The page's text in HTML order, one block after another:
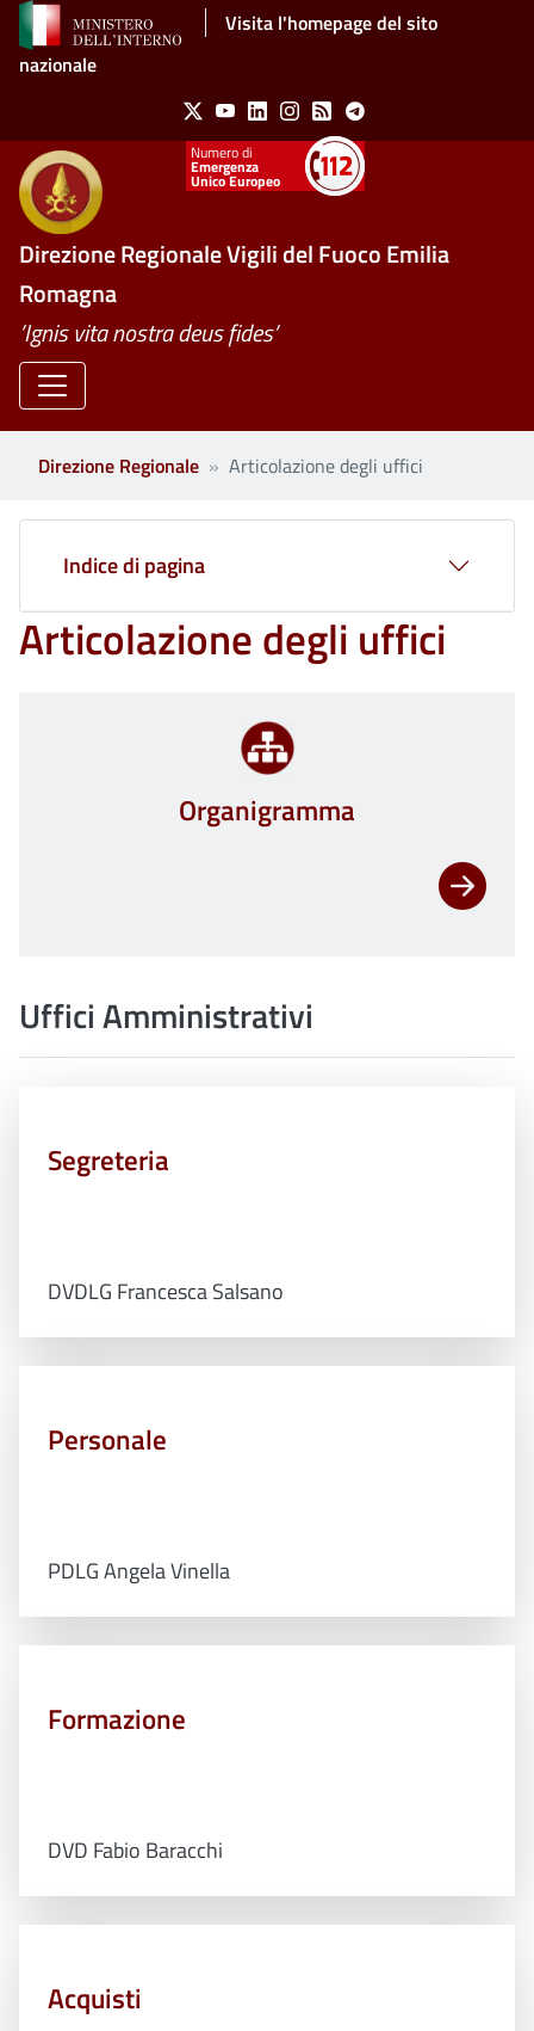
Salta al contenuto principaleVisita l'homepage del sito
nazionale
Social Menu
X YoutubeLinkedinInstagram
Feed Telegram
Emergenza
Unico Europeo
Direzione Regionale Vigili del Fuoco Emilia
Romagna
’Ignis vita nostra deus fides’
Direzione Regionale Articolazione degli uffici
Articolazione degli uffici
Organigramma
Uffici Amministrativi
Segreteria
DVDLG Francesca Salsano
Personale
PDLG Angela Vinella
Formazione
DVD Fabio Baracchi
Acquisti
Indice di pagina